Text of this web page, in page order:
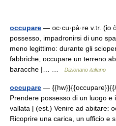
occupare — oc·cu·pà·re v.tr. (io
possesso, impadronirsi di uno
meno legittimo: durante gli
fabbriche, occupare un terreno
baracche |… …
Dizionario italiano
occupare —
Prendere possesso di un luogo e
vallata | (est.) Venire ad abitare:
Ricoprire una carica, un ufficio